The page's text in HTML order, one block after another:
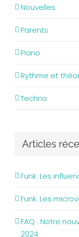
Nouvelles
Parents
Piano
Rythme et
Techno
Articles
Funk: Les
Funk: Les
FAQ : Notre
2024